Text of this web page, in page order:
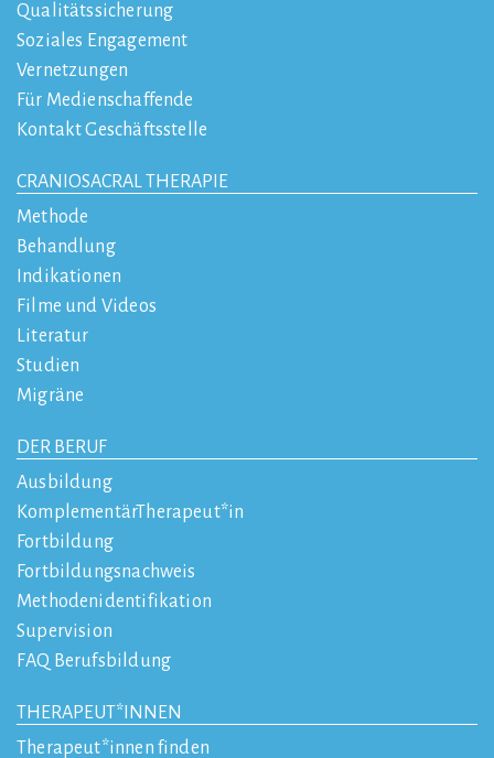
Qualitätssicherung
Soziales Engagement
Vernetzungen
Für Medienschaffende
Kontakt Geschäftsstelle
CRANIOSACRAL THERAPIE
Methode
Behandlung
Indikationen
Filme und Videos
Literatur
Studien
Migräne
DER BERUF
Ausbildung
KomplementärTherapeut*in
Fortbildung
Fortbildungsnachweis
Methodenidentifikation
Supervision
FAQ Berufsbildung
THERAPEUT*INNEN
Therapeut*innen finden